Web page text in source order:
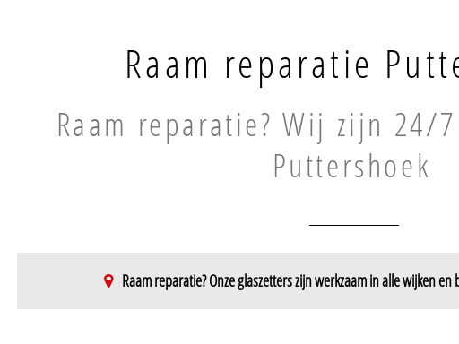
Raam reparatie
Raam reparatie? Wij zijn 24/
Puttershoek
Raam reparatie? Onze glaszetters zijn werkzaam in alle wijken